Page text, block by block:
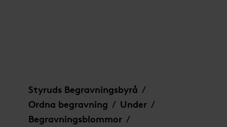
Styruds Begravningsbyrå /
Ordna begravning / Under /
Begravningsblommor /